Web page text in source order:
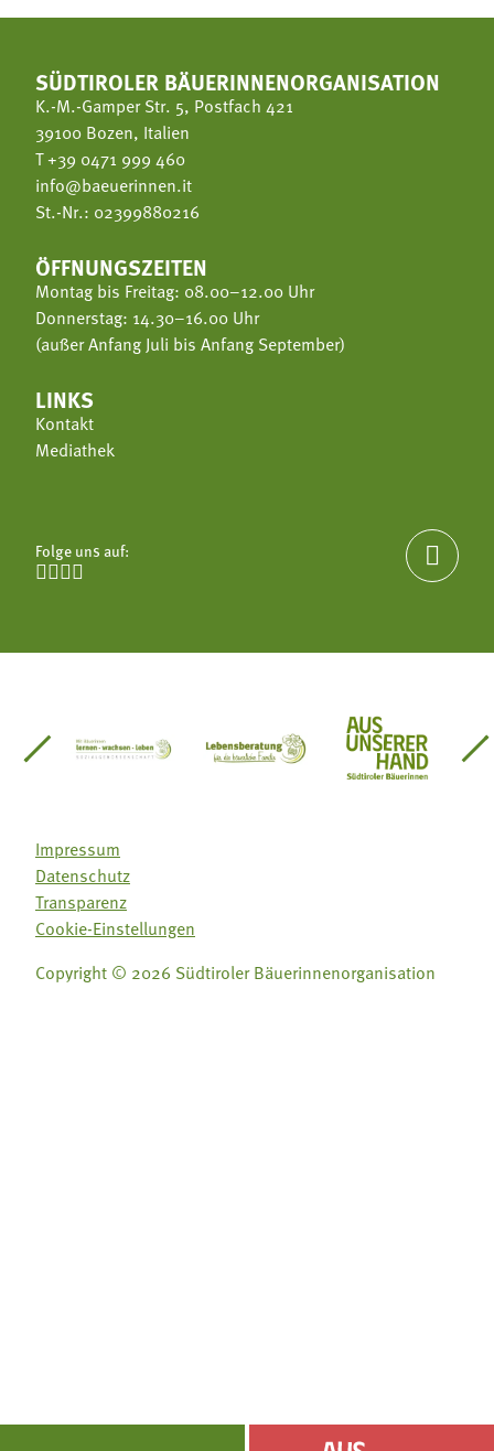
SÜDTIROLER BÄUERINNENORGANISATION
K.-M.-Gamper Str. 5, Postfach 421
39100 Bozen, Italien
T+39 0471 999 460
info@baeuerinnen.it
St.-Nr.: 02399880216
ÖFFNUNGSZEITEN
Montag bis Freitag: 08.00–12.00 Uhr
Donnerstag: 14.30–16.00 Uhr
(außer Anfang Juli bis Anfang September)
LINKS
Kontakt
Mediathek
Folge uns auf:


Südtirol
Gärtnervereinigung
Sozialgenossenschaft Mit Bäuerinnen lernen -
Lebensberatung für dieAus unserer
Impressum
Datenschutz
Transparenz
Cookie-Einstellungen
Copyright © 2026 Südtiroler Bäuerinnenorganisation